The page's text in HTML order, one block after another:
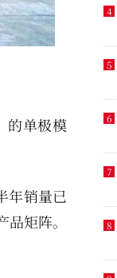
的单极模
年销量已
矩阵。
4
5
6
7
8